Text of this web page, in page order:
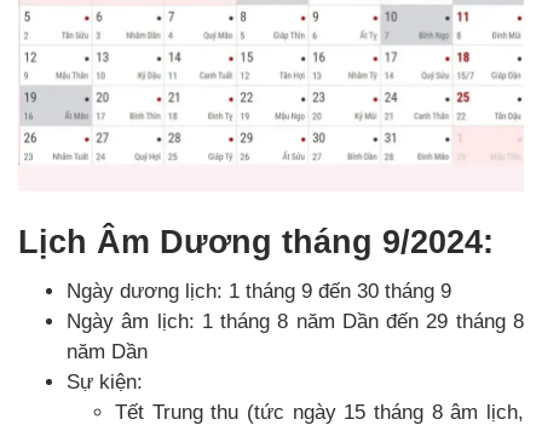
Lịch Âm Dương tháng 9/2024:
Ngày dương lịch: 1 tháng 9 đến 30 tháng 9
Ngày âm lịch: 1 tháng 8 năm Dần đến 29 tháng 8
năm Dần
Sự kiện:
Tết Trung thu (tức ngày 15 tháng 8 âm lịch,